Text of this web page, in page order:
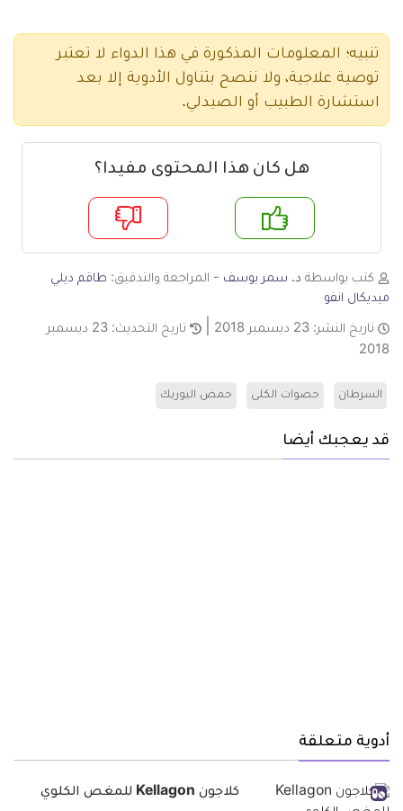
تنبيه؛ المعلومات المذكورة في هذا الدواء لا تعتبر
توصية علاجية، ولا ننصح بتناول الأدوية إلا بعد
استشارة الطبيب أو الصيدلي.
هل كان هذا المحتوى مفيدا؟
لا
كتب بواسطة د. سمر يوسف - المراجعة والتدقيق: طاقم ديلي
ميديكال انفو
تاريخ النشر: 23 ديسمبر 2018 تاريخ التحديث:
23 ديسمبر
2018
السرطان حصوات الكلى حمض اليوريك
قد يعجبك أيضا
أدوية متعلقة
كلاجون Kellagon للمغص الكلوي